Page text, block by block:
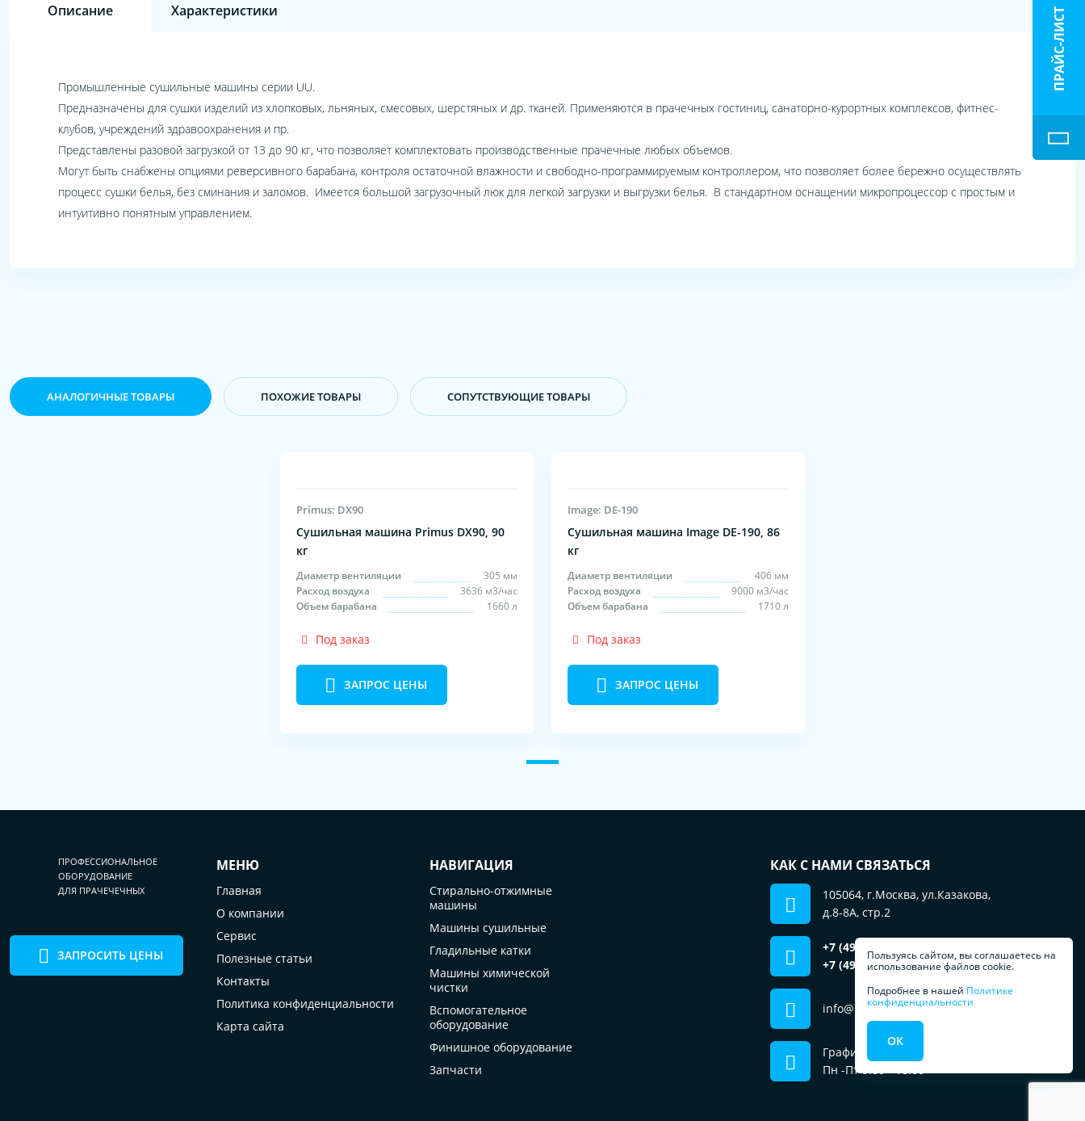
Описание Характеристики
Промышленные сушильные машины серии UU.
Предназначены для сушки изделий из хлопковых, льняных, смесовых, шерстяных и др. тканей. Применяются в прачечных гостиниц, санаторно-курортных комплексов, фитнес-
клубов, учреждений здравоохранения и пр.
Представлены разовой загрузкой от 13 до 90 кг, что позволяет комплектовать производственные прачечные любых объемов.
Могут быть снабжены опциями реверсивного барабана, контроля остаточной влажности и свободно-программируемым контроллером, что позволяет более бережно осуществлять
процесс сушки белья, без сминания и заломов. Имеется большой загрузочный люк для легкой загрузки и выгрузки белья. В стандартном оснащении микропроцессор с простым и
интуитивно понятным управлением.
АНАЛОГИЧНЫЕ ТОВАРЫ ПОХОЖИЕ ТОВАРЫ CОПУТСТВУЮЩИЕ ТОВАРЫ
Primus: DX90
Сушильная машина Primus DX90, 90
кг
Диаметр вентиляции
305 мм
Расход воздуха
3636 м3/час
Объем барабана
1660 л
Под заказ
ЗАПРОС ЦЕНЫ
Image: DE-190
Сушильная машина Image DE-190, 86
кг
Диаметр вентиляции
406 мм
Расход воздуха
9000 м3/час
Объем барабана
1710 л
Под заказ
ЗАПРОС ЦЕНЫ
Пользуясь сайтом, вы соглашаетесь на
использование файлов cookie.
Подробнее в нашей Политике
конфиденциальности
ОК
ПРОФЕССИОНАЛЬНОЕ
ОБОРУДОВАНИЕ
ДЛЯ ПРАЧЕЧЕЧНЫХ
ЗАПРОСИТЬ ЦЕНЫ
МЕНЮ
Главная
О компании
Сервис
Полезные статьи
Контакты
Политика конфиденциальности
Карта сайта
НАВИГАЦИЯ
Стирально-отжимные
машины
Машины сушильные
Гладильные катки
Машины химической
чистки
Вспомогательное
оборудование
Финишное оборудование
Запчасти
КАК С НАМИ СВЯЗАТЬСЯ
105064, г.Москва, ул.Казакова,
д.8-8А, стр.2
+7 (499) 553-01-51
+7 (495) 181-69-79 сервис, запчасти
info@prachka.ru
График работы
Пн -Пт 9:00 - 18:00
ПРАЙС-ЛИСТ